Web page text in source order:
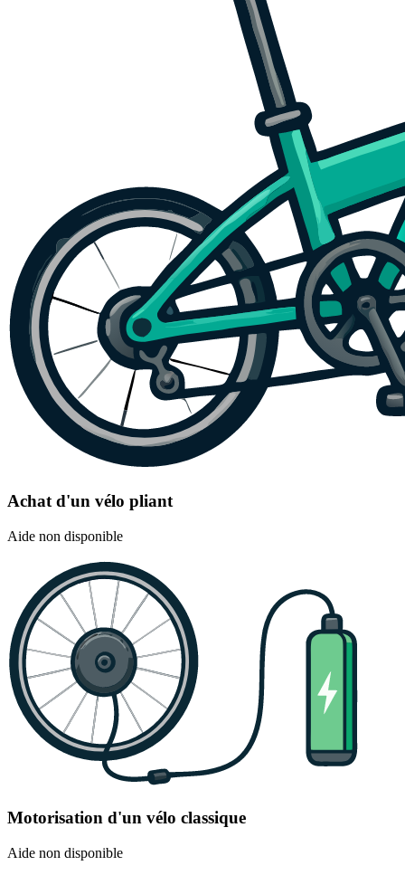
Achat d'un vélo pliant
Aide non disponible
Motorisation d'un vélo classique
Aide non disponible